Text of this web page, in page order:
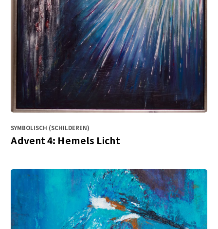
SYMBOLISCH (SCHILDEREN)
Advent 4: Hemels Licht